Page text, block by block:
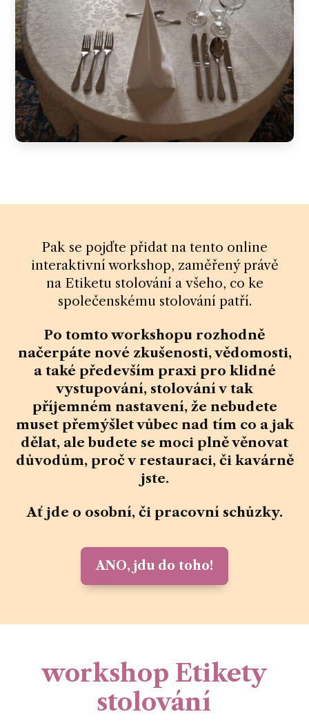
Pak se pojďte přidat na tento online
interaktivní workshop, zaměřený právě
na Etiketu stolování a všeho, co ke
společenskému stolování patří.
Po tomto workshopu rozhodně
načerpáte nové zkušenosti, vědomosti,
a také především praxi pro klidné
vystupování, stolování v tak
příjemném nastavení, že nebudete
muset přemýšlet vůbec nad tím co a jak
dělat, ale budete se moci plně věnovat
důvodům, proč v restauraci, či kavárně
jste.
Ať jde o osobní, či pracovní schůzky.
ANO, jdu do toho!
workshop Etikety
stolování